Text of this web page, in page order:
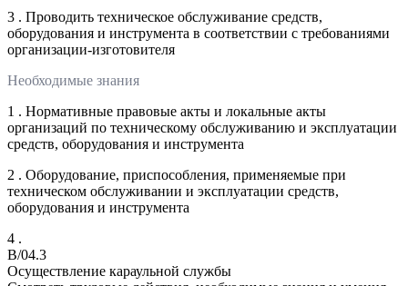
3 . Проводить техническое обслуживание средств,
оборудования и инструмента в соответствии с требованиями
организации-изготовителя
Необходимые знания
1 . Нормативные правовые акты и локальные акты
организаций по техническому обслуживанию и эксплуатации
средств, оборудования и инструмента
2 . Оборудование, приспособления, применяемые при
техническом обслуживании и эксплуатации средств,
оборудования и инструмента
4 .
B/04.3
Осуществление караульной службы